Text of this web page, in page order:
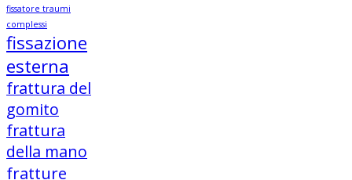
fissatore traumi
complessi
fissazione
esterna
frattura del
gomito
frattura
della mano
fratture